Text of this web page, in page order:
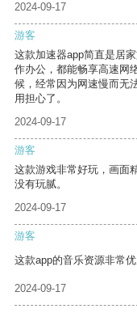
2024-09-17
游客
这款加速器app简直是居
作办公，都能畅享高速网
候，经常因为网速慢而无
用担心了。
2024-09-17
游客
这款游戏非常好玩，画面
没有玩腻。
2024-09-17
游客
这款app的音乐资源非常
2024-09-17